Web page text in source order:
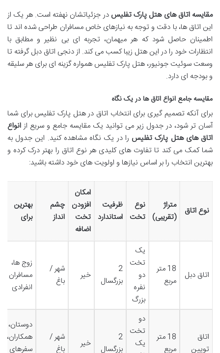
مقایسه اتاق های هتل پارک تفلیس در جزئیاتشان نهفته است. هر یک از
این اتاق ها، با دقت و توجه به نیازهای خاص مسافران طراحی شده اند تا
اطمینان حاصل شود که هر میهمان، تجربه ای بی نظیر و مطابق با
انتظارات خود را در این هتل زیبا کسب می کند. از دنجی اتاق دبل گرفته تا
وسعت سوئیت جونیور، هتل پارک تفلیس همواره گزینه ای برای هر سلیقه
و بودجه ای دارد.
مقایسه جامع انواع اتاق ها در یک نگاه
برای آنکه تصمیم گیری برای انتخاب اتاق در هتل پارک تفلیس برای شما
آسان تر شود، در جدول زیر می توانید یک مقایسه جامع و سریع از انواع
اتاق های هتل پارک تفلیس را در یک نگاه مشاهده کنید. این جدول به
شما کمک می کند تا تفاوت های کلیدی هر نوع اتاق را بهتر درک کرده و
بهترین انتخاب را بر اساس نیازها و اولویت های خود داشته باشید:
نوع اتاق
متراژ
(تقریبی)
نوع
تخت
ظرفیت
استاندارد
امکان
افزودن
تخت
اضافه
چشم
انداز
بهترین
برای
اتاق دبل
18 متر
مربع
یک
تخت
دو
نفره
بزرگ
2
بزرگسال
خیر
شهر /
باغ
زوج ها،
مسافران
انفرادی
اتاق
تویین
18 متر
مربع
دو
تخت
یک
2
بزرگسال
خیر
شهر /
باغ
دوستان،
همکاران،
سفرهای